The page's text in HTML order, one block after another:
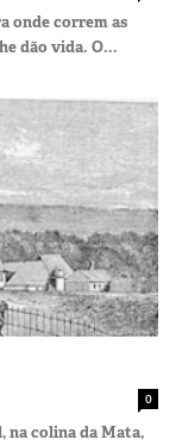
onde correm as
dão vida. O...
0
na colina da Mata,